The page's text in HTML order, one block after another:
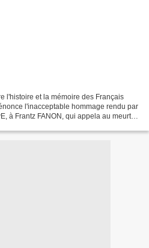
l'histoire et la mémoire des Français
l'inacceptable hommage rendu par
à Frantz FANON, qui appela au meurtre